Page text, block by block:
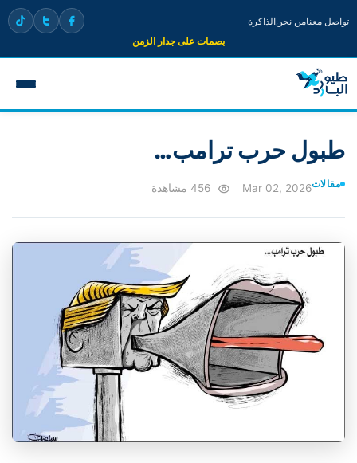
تواصل معنامن نحنالذاكرة
بصمات على جدار الزمن
طبول حرب ترامب…
مقالاتMar 02, 2026 456 مشاهدة